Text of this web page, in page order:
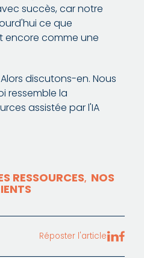
succès, car notre
ce que
comme une
discutons-en. Nous
ressemble la
assistée par l'IA
RESSOURCES, NOS
Réposter l'article